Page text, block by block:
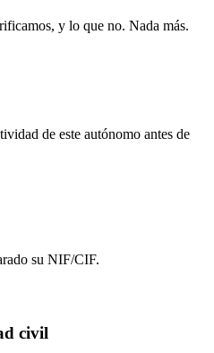
y lo que no. Nada más.
de este autónomo antes de
su NIF/CIF.
civil